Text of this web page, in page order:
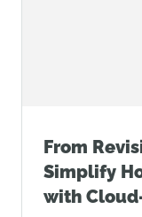
From
Simplify
with